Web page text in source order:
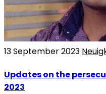
13 September 2023
Updates on the
2023